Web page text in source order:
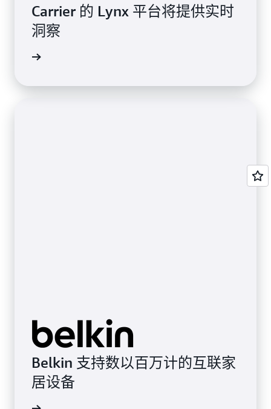
Carrier 的 Lynx 平台将提供实时
洞察
Belkin 支持数以百万计的互联家
居设备